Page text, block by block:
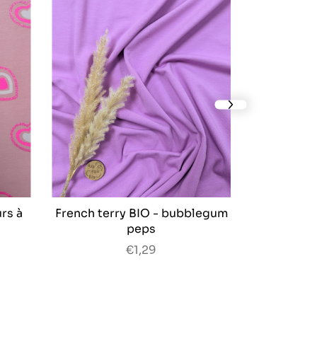
à
French terry BIO - bubblegum
peps
€1,29
next slide